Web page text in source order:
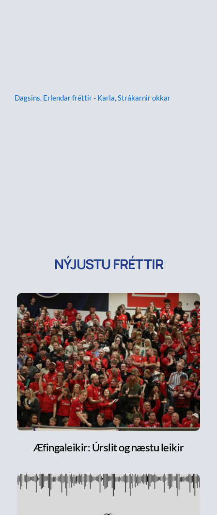
Dagsins, Erlendar fréttir - Karla,Strákarnir okkar
NÝJUSTU FRÉTTIR
Æfingaleikir: Úrslit og næstu leikir